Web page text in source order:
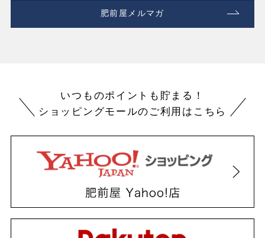
肥前屋メルマガ
いつものポイントも貯まる！
ショッピングモールのご利用はこちら